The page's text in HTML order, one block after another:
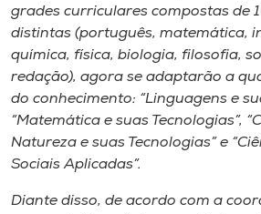
grades curriculares compostas de
distintas (português, matemática,
química, física, biologia, filosofia,
redação), agora se adaptarão a
do conhecimento: “Linguagens e
“Matemática e suas Tecnologias”,
Natureza e suas Tecnologias” e
Sociais Aplicadas”.
Diante disso, de acordo com a